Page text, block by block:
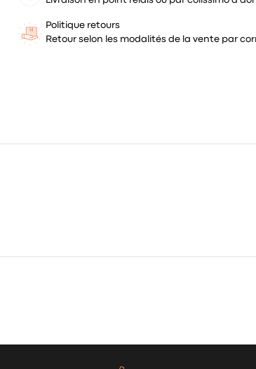
Politique retours
Retour selon les modalités de la vente par